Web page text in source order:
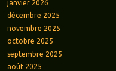
janvier 2026
décembre 2025
novembre 2025
octobre 2025
septembre 2025
août 2025